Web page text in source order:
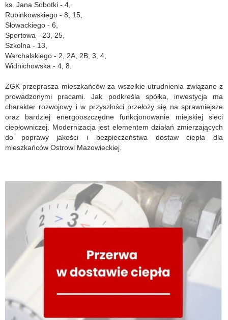
ks. Jana Sobotki - 4,
Rubinkowskiego - 8, 15,
Słowackiego - 6,
Sportowa - 23, 25,
Szkolna - 13,
Warchalskiego - 2, 2A, 2B, 3, 4,
Widnichowska - 4, 8.
ZGK przeprasza mieszkańców za wszelkie utrudnienia związane z
prowadzonymi pracami. Jak podkreśla spółka, inwestycja ma
charakter rozwojowy i w przyszłości przełoży się na sprawniejsze
oraz bardziej energooszczędne funkcjonowanie miejskiej sieci
ciepłowniczej. Modernizacja jest elementem działań zmierzających
do poprawy jakości i bezpieczeństwa dostaw ciepła dla
mieszkańców Ostrowi Mazowieckiej.